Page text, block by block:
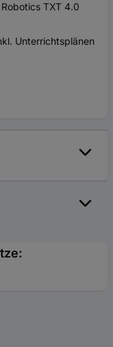
TXT 4.0
Unterrichtsplänen